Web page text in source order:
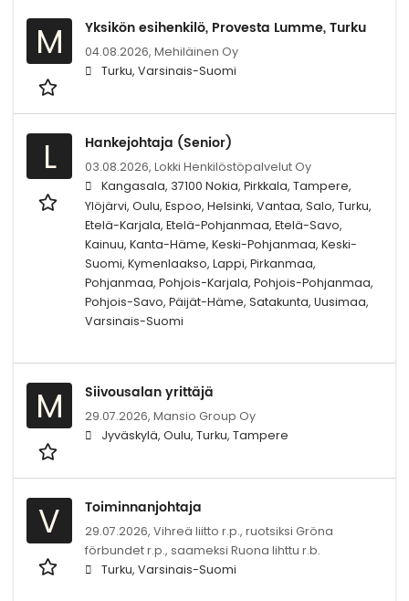
M Yksikön esihenkilö, Provesta Lumme, Turku
04.08.2026, Mehiläinen Oy
Turku, Varsinais-Suomi
L Hankejohtaja (Senior)
03.08.2026, Lokki Henkilöstöpalvelut Oy
Kangasala, 37100 Nokia, Pirkkala, Tampere,
Ylöjärvi, Oulu, Espoo, Helsinki, Vantaa, Salo, Turku,
Etelä-Karjala, Etelä-Pohjanmaa, Etelä-Savo,
Kainuu, Kanta-Häme, Keski-Pohjanmaa, Keski-
Suomi, Kymenlaakso, Lappi, Pirkanmaa,
Pohjanmaa, Pohjois-Karjala, Pohjois-Pohjanmaa,
Pohjois-Savo, Päijät-Häme, Satakunta, Uusimaa,
Varsinais-Suomi
M Siivousalan yrittäjä
29.07.2026, Mansio Group Oy
Jyväskylä, Oulu, Turku, Tampere
V Toiminnanjohtaja
29.07.2026, Vihreä liitto r.p., ruotsiksi Gröna
förbundet r.p., saameksi Ruona lihttu r.b.
Turku, Varsinais-Suomi